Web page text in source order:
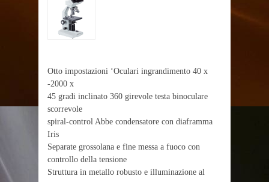
Otto impostazioni ‘Oculari ingrandimento 40 x
-2000 x
45 gradi inclinato 360 girevole testa binoculare
scorrevole
spiral-control Abbe condensatore con diaframma
Iris
Separate grossolana e fine messa a fuoco con
controllo della tensione
Struttura in metallo robusto e illuminazione al